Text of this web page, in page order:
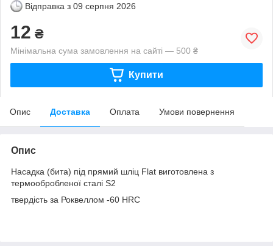
Відправка з 09 серпня 2026
12 ₴
Мінімальна сума замовлення на сайті — 500 ₴
Купити
Опис Доставка Оплата Умови повернення
Опис
Насадка (бита) під прямий шліц Flat виготовлена з
термообробленої сталі S2
твердість за Роквеллом -60 HRC